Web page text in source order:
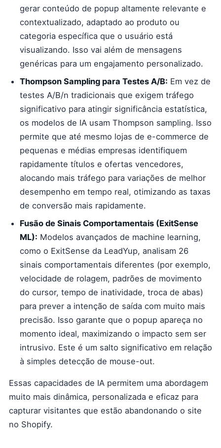
gerar conteúdo de popup altamente relevante e
contextualizado, adaptado ao produto ou
categoria específica que o usuário está
visualizando. Isso vai além de mensagens
genéricas para um engajamento personalizado.
Thompson Sampling para Testes A/B: Em vez de
testes A/B/n tradicionais que exigem tráfego
significativo para atingir significância estatística,
os modelos de IA usam Thompson sampling. Isso
permite que até mesmo lojas de e-commerce de
pequenas e médias empresas identifiquem
rapidamente títulos e ofertas vencedores,
alocando mais tráfego para variações de melhor
desempenho em tempo real, otimizando as taxas
de conversão mais rapidamente.
Fusão de Sinais Comportamentais (ExitSense
ML): Modelos avançados de machine learning,
como o ExitSense da LeadYup, analisam 26
sinais comportamentais diferentes (por exemplo,
velocidade de rolagem, padrões de movimento
do cursor, tempo de inatividade, troca de abas)
para prever a intenção de saída com muito mais
precisão. Isso garante que o popup apareça no
momento ideal, maximizando o impacto sem ser
intrusivo. Este é um salto significativo em relação
à simples detecção de mouse-out.
Essas capacidades de IA permitem uma abordagem
muito mais dinâmica, personalizada e eficaz para
capturar visitantes que estão abandonando o site
no Shopify.